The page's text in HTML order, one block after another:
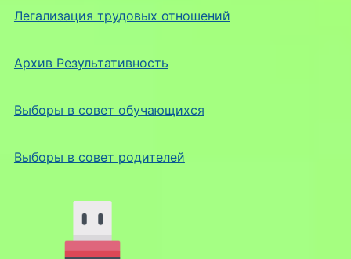
Легализация трудовых отношений
Архив Результативность
Выборы в совет обучающихся
Выборы в совет родителей